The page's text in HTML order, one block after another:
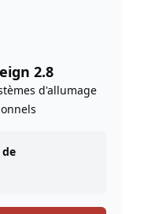
2.8
d'allumage
de